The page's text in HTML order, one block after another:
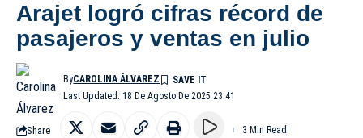
Arajet logró cifras récord de
pasajeros y ventas en julio
Last Updated: 18 De Agosto De 2025 23:41
ByCAROLINA ÁLVAREZ
Share 3 Min Read